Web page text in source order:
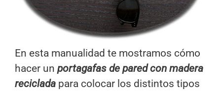
En esta manualidad te mostramos cómo
hacer un portagafas de pared con madera
reciclada para colocar los distintos tipos